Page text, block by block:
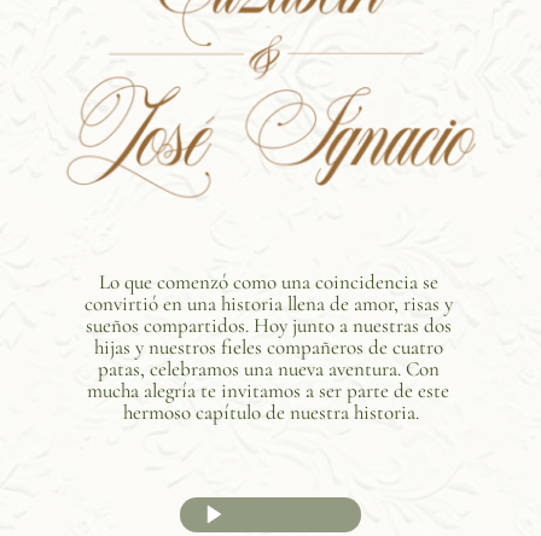
Lo que comenzó como una coincidencia se
convirtió en una historia llena de amor, risas y
sueños compartidos. Hoy junto a nuestras dos
hijas y nuestros fieles compañeros de cuatro
patas, celebramos una nueva aventura. Con
mucha alegría te invitamos a ser parte de este
hermoso capítulo de nuestra historia.